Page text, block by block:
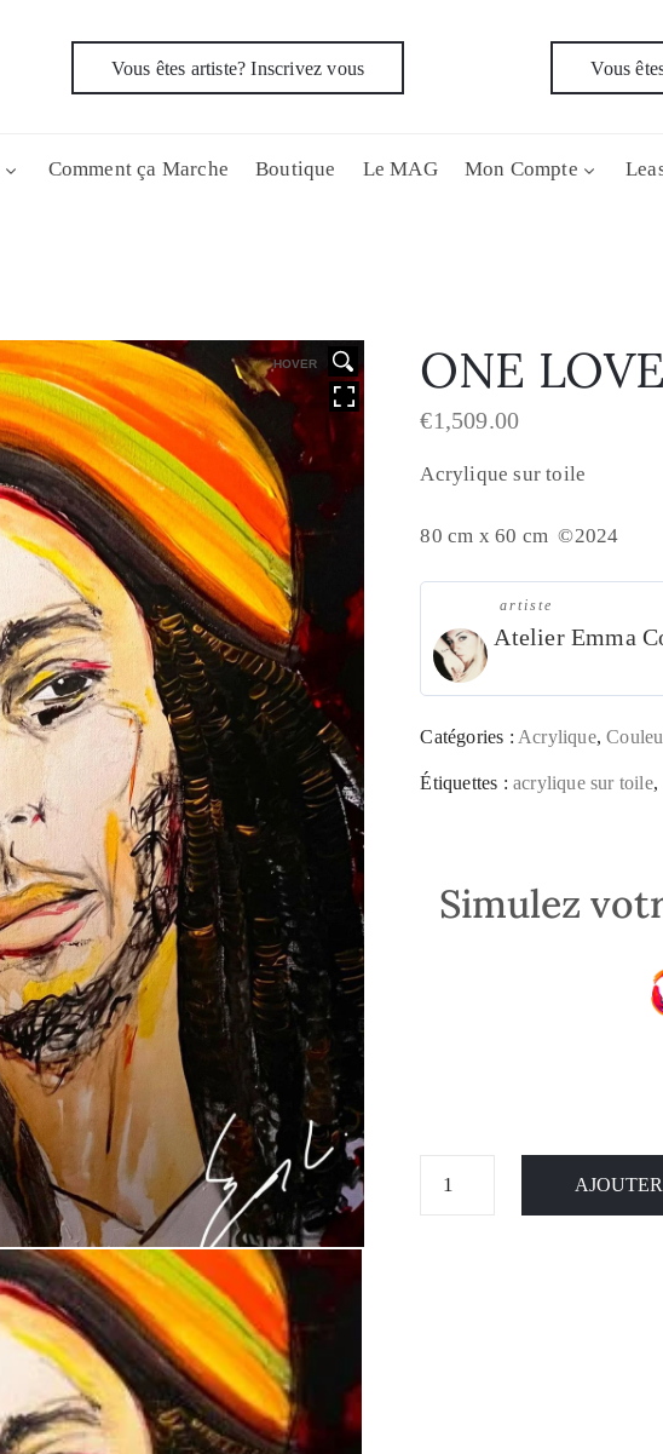
Vous êtes artiste? Inscrivez vous Vous
Comment ça Marche Boutique Le MAG Mon Compte
HOVER ONE
€1,509.00
Acrylique sur toile
80 cm x 60 cm ©2024
artiste
Atelier Emma
Catégories : Acrylique,
Étiquettes :acrylique sur toile,
Simulez